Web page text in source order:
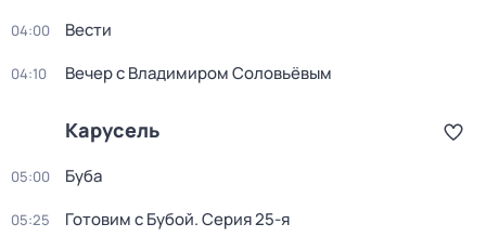
04:00 Вести
04:10 Вечер с Владимиром Соловьёвым
Карусель
05:00 Буба
05:25 Готовим с Бубой. Серия 25-я